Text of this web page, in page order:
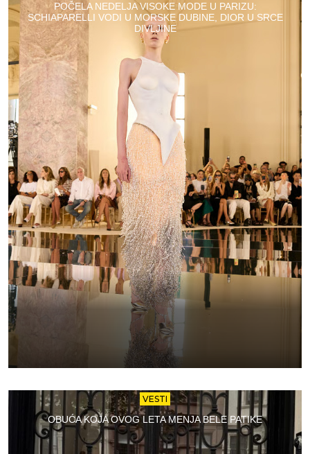
POČELA NEDELJA VISOKE MODE U PARIZU:
SCHIAPARELLI VODI U MORSKE DUBINE, DIOR U SRCE
DIVLJINE
VESTI
OBUĆA KOJA OVOG LETA MENJA BELE PATIKE